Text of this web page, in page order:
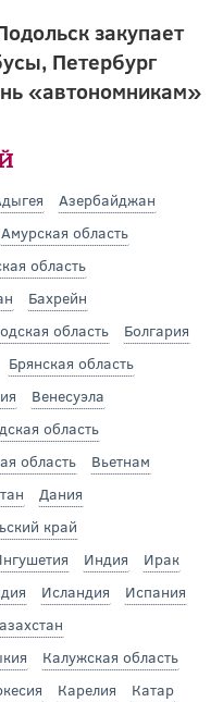
закупает
Петербург
«автономникам»
Азербайджан
Амурская область
область
Бахрейн
область
Болгария
Брянская область
Венесуэла
область
область
Вьетнам
Дания
край
Индия
Ирак
Исландия
Испания
Калужская область
Карелия
Катар